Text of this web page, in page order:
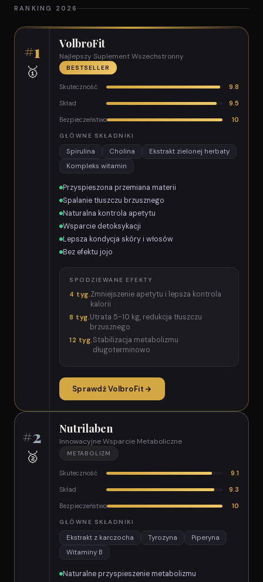
RANKING 2026
#1
🥇
VolbroFit
Najlepszy Suplement Wszechstronny
BESTSELLER
Skuteczność
9.8
Skład
9.5
Bezpieczeństwo
10
GŁÓWNE SKŁADNIKI
Spirulina Cholina
Ekstrakt zielonej herbaty
Kompleks witamin
Przyspieszona przemiana materii
Spalanie tłuszczu brzusznego
Naturalna kontrola apetytu
Wsparcie detoksykacji
Lepsza kondycja skóry i włosów
Bez efektu jojo
SPODZIEWANE EFEKTY
4 tyg.Zmniejszenie apetytu i lepsza kontrola
kalorii
8 tyg.Utrata 5-10 kg, redukcja tłuszczu
brzusznego
12 tyg. Stabilizacja metabolizmu
długoterminowo
Sprawdź VolbroFit
#2
🥈
Nutrilaben
Innowacyjne Wsparcie Metaboliczne
METABOLIZM
Skuteczność
9.1
Skład
9.3
Bezpieczeństwo
10
GŁÓWNE SKŁADNIKI
Ekstrakt z karczocha Tyrozyna
Piperyna
Witaminy B
Naturalne przyspieszenie metabolizmu